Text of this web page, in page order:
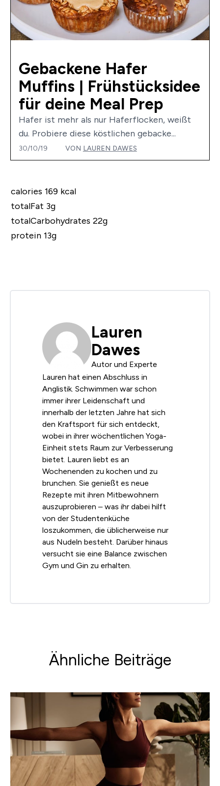
Gebackene Hafer
Muffins | Frühstücksidee
für deine Meal Prep
Hafer ist mehr als nur Haferflocken, weißt
du. Probiere diese köstlichen gebacke...
30/10/19 VON LAUREN DAWES
calories 169 kcal
totalFat 3g
totalCarbohydrates 22g
protein 13g
Lauren
Dawes
Autor und Experte
Lauren hat einen Abschluss in
Anglistik. Schwimmen war schon
immer ihrer Leidenschaft und
innerhalb der letzten Jahre hat sich
den Kraftsport für sich entdeckt,
wobei in ihrer wöchentlichen Yoga-
Einheit stets Raum zur Verbesserung
bietet. Lauren liebt es an
Wochenenden zu kochen und zu
brunchen. Sie genießt es neue
Rezepte mit ihren Mitbewohnern
auszuprobieren – was ihr dabei hilft
von der Studentenküche
loszukommen, die üblicherweise nur
aus Nudeln besteht. Darüber hinaus
versucht sie eine Balance zwischen
Gym und Gin zu erhalten.
Ähnliche Beiträge